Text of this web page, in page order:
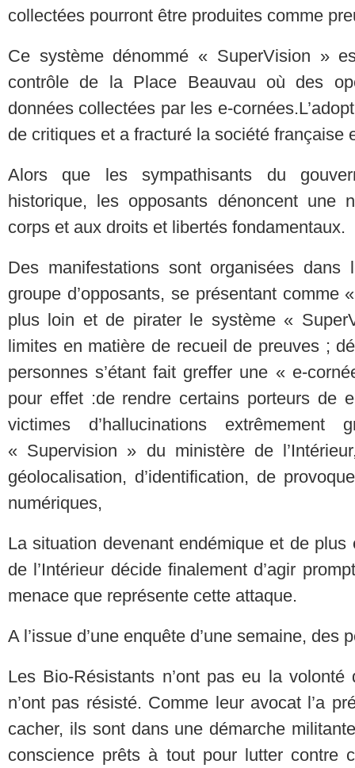
collectées pourront être produites comme
Ce système dénommé « SuperVision »
contrôle de la Place Beauvau où des
données collectées par les e-cornées.
de critiques et a fracturé la société française
Alors que les sympathisants du
historique, les opposants dénoncent une
corps et aux droits et libertés fondamentaux.
Des manifestations sont organisées
groupe d’opposants, se présentant comme
plus loin et de pirater le système «
limites en matière de recueil de preuves ;
personnes s’étant fait greffer une « e-
pour effet : ​ de rendre certains porteurs de
victimes d’hallucinations extrêmement
« Supervision » du ministère de
géolocalisation, d’identification, de
numériques,
La situation devenant endémique et de
de l’Intérieur décide finalement d’agir
menace que représente cette attaque.
A l’issue d’une enquête d’une semaine, des
Les Bio-Résistants n’ont pas eu la
n’ont pas résisté. Comme leur avocat l’a
cacher, ils sont dans une démarche
conscience prêts à tout pour lutter contre